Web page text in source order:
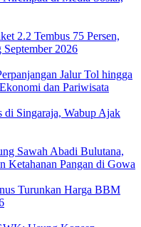
2.2 Tembus 75 Persen,
September 2026
Jalur Tol hingga
dan Pariwisata
di Singaraja, Wabup Ajak
Sawah Abadi Bulutana,
Ketahanan Pangan di Gowa
Turunkan Harga BBM